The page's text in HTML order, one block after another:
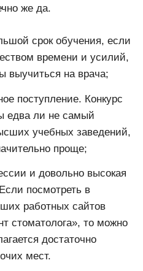
же да.
срок обучения, если
времени и усилий,
выучиться на врача;
поступление. Конкурс
едва ли не самый
учебных заведений,
проще;
и довольно высокая
посмотреть в
работных сайтов
стоматолога», то можно
достаточно
мест.